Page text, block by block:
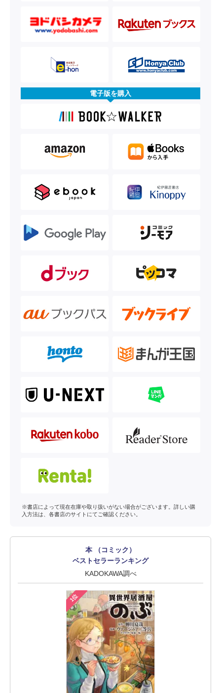
電子版を購入
※書店によって現在在庫や取り扱いがない場合がございます。詳しい購
入方法は、各書店のサイトにてご確認ください。
本 （コミック）
ベストセラーランキング
KADOKAWA調べ
1位